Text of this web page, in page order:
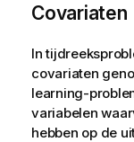
Covariaten
In
covariaten
learning-
variabelen
hebben op de